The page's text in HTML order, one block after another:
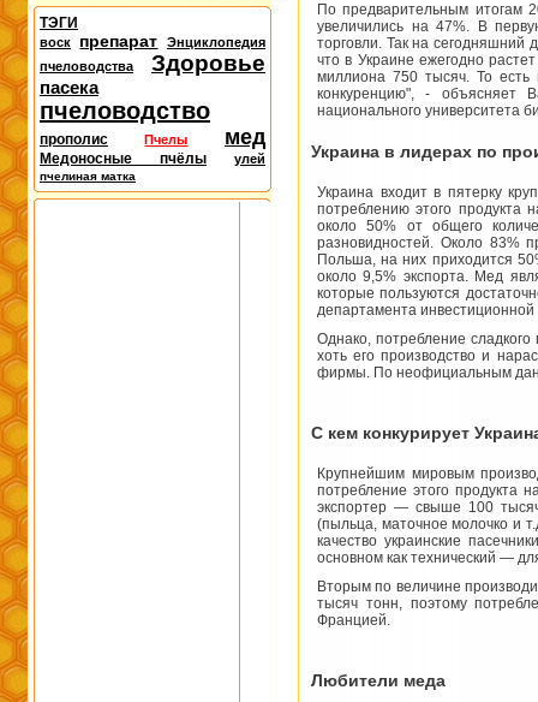
ТЭГИ
воск препарат
Энциклопедия
пчеловодства
Здоровье
пасека
пчеловодство
прополис Пчелы мед
Медоносные пчёлы улей
пчелиная матка
По предварительным итогам
увеличились на 47%. В
торговли. Так на сегодняшний
что в Украине ежегодно
миллиона 750 тысяч. То
конкуренцию", - объясняет
национального университета
Украина в лидерах по
Украина входит в пятерку
потреблению этого
около 50% от общего
разновидностей. Около 83%
Польша, на них приходится
около 9,5% экспорта. Мед
которые пользуются
департамента
Однако, потребление
хоть его производство и
фирмы. По неофициальным
С кем конкурирует
Крупнейшим мировым
потребление этого продукта
экспортер — свыше 100
(пыльца, маточное молочко и
качество украинские
основном как технический —
Вторым по величине
тысяч тонн, поэтому
Францией.
Любители меда